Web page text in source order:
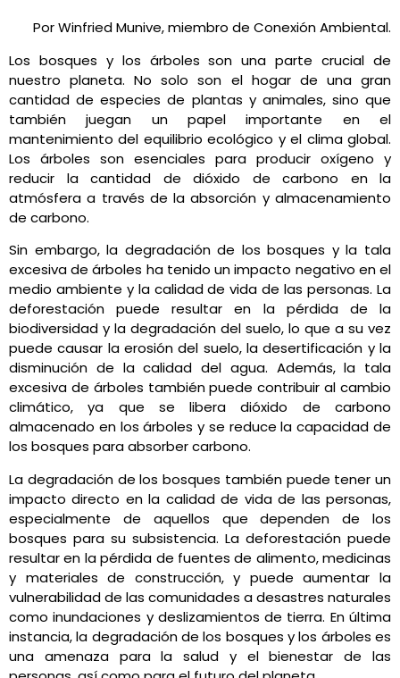
Por Winfried Munive, miembro de Conexión Ambiental.
Los bosques y los árboles son una parte crucial de
nuestro planeta. No solo son el hogar de una gran
cantidad de especies de plantas y animales, sino que
también juegan un papel importante en el
mantenimiento del equilibrio ecológico y el clima global.
Los árboles son esenciales para producir oxígeno y
reducir la cantidad de dióxido de carbono en la
atmósfera a través de la absorción y almacenamiento
de carbono.
Sin embargo, la degradación de los bosques y la tala
excesiva de árboles ha tenido un impacto negativo en el
medio ambiente y la calidad de vida de las personas. La
deforestación puede resultar en la pérdida de la
biodiversidad y la degradación del suelo, lo que a su vez
puede causar la erosión del suelo, la desertificación y la
disminución de la calidad del agua. Además, la tala
excesiva de árboles también puede contribuir al cambio
climático, ya que se libera dióxido de carbono
almacenado en los árboles y se reduce la capacidad de
los bosques para absorber carbono.
La degradación de los bosques también puede tener un
impacto directo en la calidad de vida de las personas,
especialmente de aquellos que dependen de los
bosques para su subsistencia. La deforestación puede
resultar en la pérdida de fuentes de alimento, medicinas
y materiales de construcción, y puede aumentar la
vulnerabilidad de las comunidades a desastres naturales
como inundaciones y deslizamientos de tierra. En última
instancia, la degradación de los bosques y los árboles es
una amenaza para la salud y el bienestar de las